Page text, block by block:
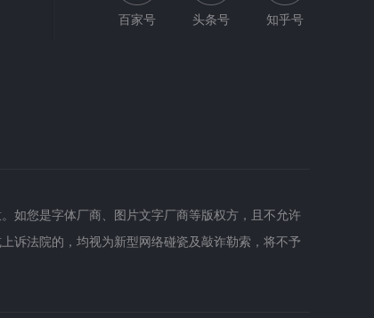
百家号 头条号 知乎号
如您是字体厂商、图片文字厂商等版权方，且不允许
诉法院的，均视为新型网络碰瓷及敲诈勒索，将不予